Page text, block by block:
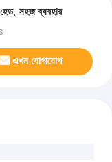
সহজ ব্যবহার
এখন যোগাযোগ